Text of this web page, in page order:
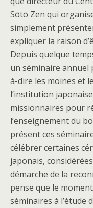
Sōtō Zen qui
simplement
expliquer la raison
Depuis quelque
un séminaire annuel
à-dire les moines et
l’institution
missionnaires pour
l’enseignement du
présent ces
célébrer certaines
japonais,
démarche de la
pense que le
séminaires à l’étude